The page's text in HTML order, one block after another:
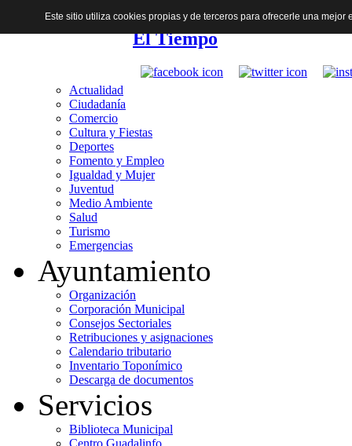
El Tiempo
Actualidad
Ciudadanía
Comercio
Cultura y Fiestas
Deportes
Fomento y Empleo
Igualdad y Mujer
Juventud
Medio Ambiente
Salud
Turismo
Emergencias
Ayuntamiento
Organización
Corporación Municipal
Consejos Sectoriales
Retribuciones y asignaciones
Calendario tributario
Inventario Toponímico
Descarga de documentos
Servicios
Biblioteca Municipal
Centro Guadalinfo
Este sitio utiliza cookies propias y de terceros para ofrecerle una